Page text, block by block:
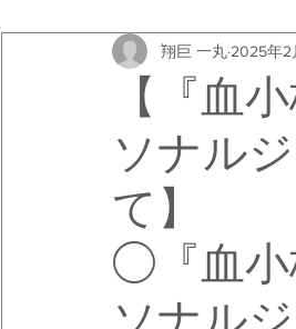
【『血
ソナル
て】
翔巨 一丸 2025年2
◯『血小
ソナル